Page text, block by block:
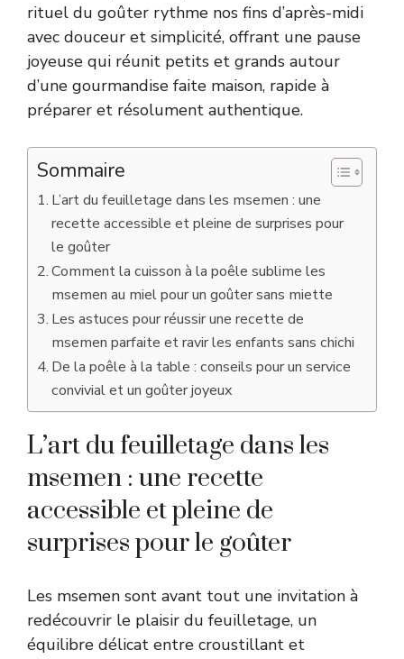
rituel du goûter rythme nos fins d’après-midi
avec douceur et simplicité, offrant une pause
joyeuse qui réunit petits et grands autour
d’une gourmandise faite maison, rapide à
préparer et résolument authentique.
Sommaire
L’art du feuilletage dans les msemen : une
recette accessible et pleine de surprises pour
le goûter
Comment la cuisson à la poêle sublime les
msemen au miel pour un goûter sans miette
Les astuces pour réussir une recette de
msemen parfaite et ravir les enfants sans chichi
De la poêle à la table : conseils pour un service
convivial et un goûter joyeux
L’art du feuilletage dans les
msemen : une recette
accessible et pleine de
surprises pour le goûter
Les msemen sont avant tout une invitation à
redécouvrir le plaisir du feuilletage, un
équilibre délicat entre croustillant et